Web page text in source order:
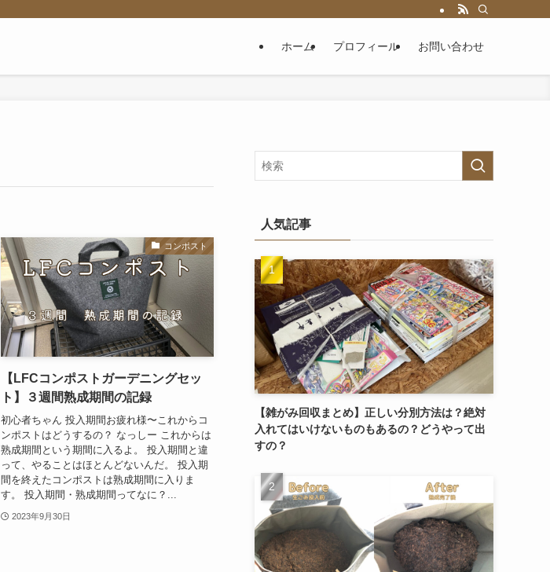
ホーム プロフィール お問い合わせ
コンポスト
【LFCコンポストガーデニングセッ
ト】３週間熟成期間の記録
初心者ちゃん 投入期間お疲れ様〜これからコ
ンポストはどうするの？ なっしー これからは
熟成期間という期間に入るよ。 投入期間と違
って、やることはほとんどないんだ。 投入期
間を終えたコンポストは熟成期間に入りま
す。 投入期間・熟成期間ってなに？...
2023年9月30日
人気記事
【雑がみ回収まとめ】正しい分別方法は？絶対
入れてはいけないものもあるの？どうやって出
すの？